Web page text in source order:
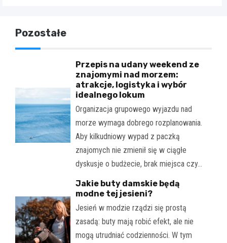
Pozostałe
Przepis na udany weekend ze
znajomymi nad morzem:
atrakcje, logistyka i wybór
idealnego lokum
Organizacja grupowego wyjazdu nad
morze wymaga dobrego rozplanowania.
Aby kilkudniowy wypad z paczką
znajomych nie zmienił się w ciągłe
dyskusje o budżecie, brak miejsca czy…
Jakie buty damskie będą
modne tej jesieni?
Jesień w modzie rządzi się prostą
zasadą: buty mają robić efekt, ale nie
mogą utrudniać codzienności. W tym